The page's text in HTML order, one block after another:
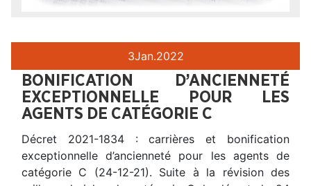
3Jan.2022
BONIFICATION D’ANCIENNETÉ
EXCEPTIONNELLE POUR LES
AGENTS DE CATÉGORIE C
Décret 2021-1834 : carrières et bonification
exceptionnelle d’ancienneté pour les agents de
catégorie C (24-12-21). Suite à la révision des